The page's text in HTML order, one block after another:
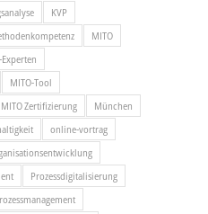
KVP
MITO
MITO-Tool
MITO Zertifizierung
München
online-vortrag
Prozessdigitalisierung